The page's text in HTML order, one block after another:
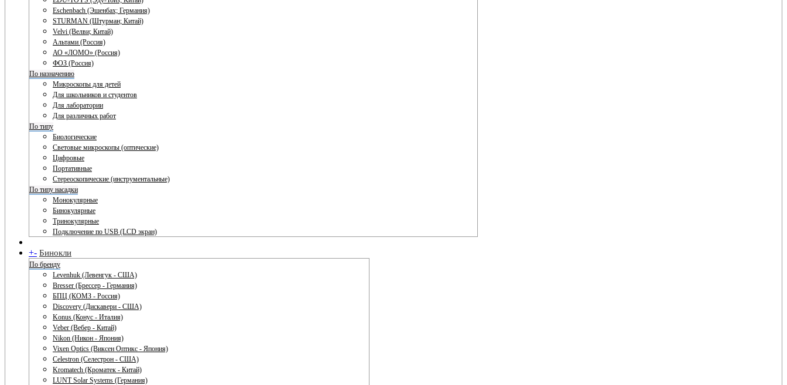
Eschenbach (Эшенбах; Германия)
STURMAN (Штурман; Китай)
Velvi (Велви; Китай)
Альтами (Россия)
АО «ЛОМО» (Россия)
ФОЗ (Россия)
По назначению
Микроскопы для детей
Для школьников и студентов
Для лаборатории
Для различных работ
По типу
Биологические
Световые микроскопы (оптические)
Цифровые
Портативные
Стереоскопические (инструментальные)
По типу насадки
Монокулярные
Бинокулярные
Тринокулярные
Подключение по USB (LCD экран)
+- Бинокли
По бренду
Levenhuk (Левенгук - США)
Bresser (Брессер - Германия)
БПЦ (КОМЗ - Россия)
Discovery (Дискавери - США)
Konus (Конус - Италия)
Veber (Вебер - Китай)
Nikon (Никон - Япония)
Vixen Optics (Виксен Оптикс - Япония)
Celestron (Селестрон - США)
Kromatech (Кроматек - Китай)
LUNT Solar Systems (Германия)